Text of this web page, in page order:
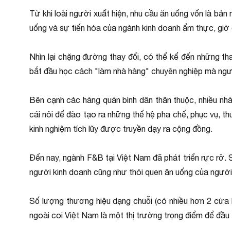
Từ khi loài người xuất hiện, nhu cầu ăn uống vốn là
uống và sự tiến hóa của ngành kinh doanh ẩm thực,
Nhìn lại chặng đường thay đổi, có thể kể đến những
bắt đầu học cách "làm nhà hàng" chuyên nghiệp mà
Bên cạnh các hàng quán bình dân thân thuộc, nhiều
cái nôi để đào tạo ra những thế hệ pha chế, phục vụ,
kinh nghiệm tích lũy được truyền dạy ra cộng đồng.
Đến nay, ngành F&B tại Việt Nam đã phát triển rực
người kinh doanh cũng như thói quen ăn uống của
Số lượng thương hiệu dạng chuỗi (có nhiều hơn 2
ngoài coi Việt Nam là một thị trường trọng điểm để